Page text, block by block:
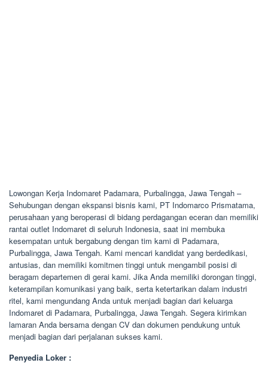
Lowongan Kerja Indomaret Padamara, Purbalingga, Jawa Tengah –
Sehubungan dengan ekspansi bisnis kami, PT Indomarco Prismatama,
perusahaan yang beroperasi di bidang perdagangan eceran dan memiliki
rantai outlet Indomaret di seluruh Indonesia, saat ini membuka
kesempatan untuk bergabung dengan tim kami di Padamara,
Purbalingga, Jawa Tengah. Kami mencari kandidat yang berdedikasi,
antusias, dan memiliki komitmen tinggi untuk mengambil posisi di
beragam departemen di gerai kami. Jika Anda memiliki dorongan tinggi,
keterampilan komunikasi yang baik, serta ketertarikan dalam industri
ritel, kami mengundang Anda untuk menjadi bagian dari keluarga
Indomaret di Padamara, Purbalingga, Jawa Tengah. Segera kirimkan
lamaran Anda bersama dengan CV dan dokumen pendukung untuk
menjadi bagian dari perjalanan sukses kami.
Penyedia Loker :